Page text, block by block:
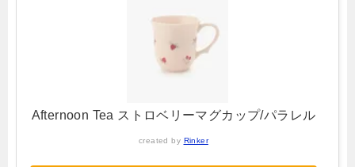
Afternoon Tea ストロベリーマグカップ/パラレル
created by Rinker